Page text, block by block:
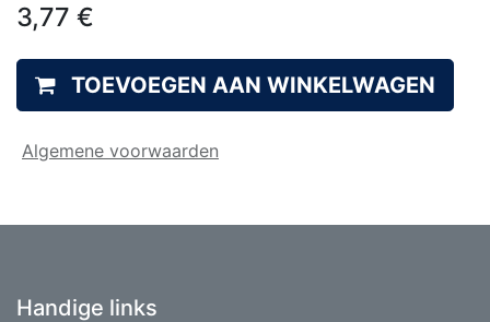
3,77 €
TOEVOEGEN AAN WINKELWAGEN
Algemene voorwaarden
Handige links